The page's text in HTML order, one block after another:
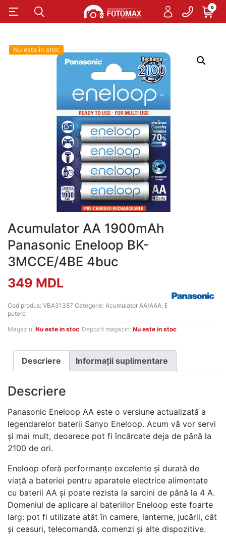
0
Nu este in stoc
Acumulator AA 1900mAh
Panasonic Eneloop BK-
3MCCE/4BE 4buc
349 MDL
Cod produs: VBA31387 Categorie: Acumulator AA/AAA, Elemente de
putere
Magazin: Nu este in stoc Depozit magazin: Nu este in stoc
Descriere Informații suplimentare
Descriere
Panasonic Eneloop AA este o versiune actualizată a
legendarelor baterii Sanyo Eneloop. Acum vă vor servi
și mai mult, deoarece pot fi încărcate deja de până la
2100 de ori.
Eneloop oferă performanțe excelente și durată de
viață a bateriei pentru aparatele electrice alimentate
cu baterii AA și poate rezista la sarcini de până la 4 A.
Domeniul de aplicare al bateriilor Eneloop este foarte
larg: pot fi utilizate atât în camere, lanterne, jucării, cât
și ceasuri, telecomandă. comenzi și alte dispozitive.